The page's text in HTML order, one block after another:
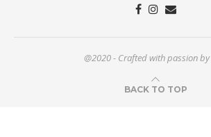
@2020 - Crafted with passion by
BACK TO TOP